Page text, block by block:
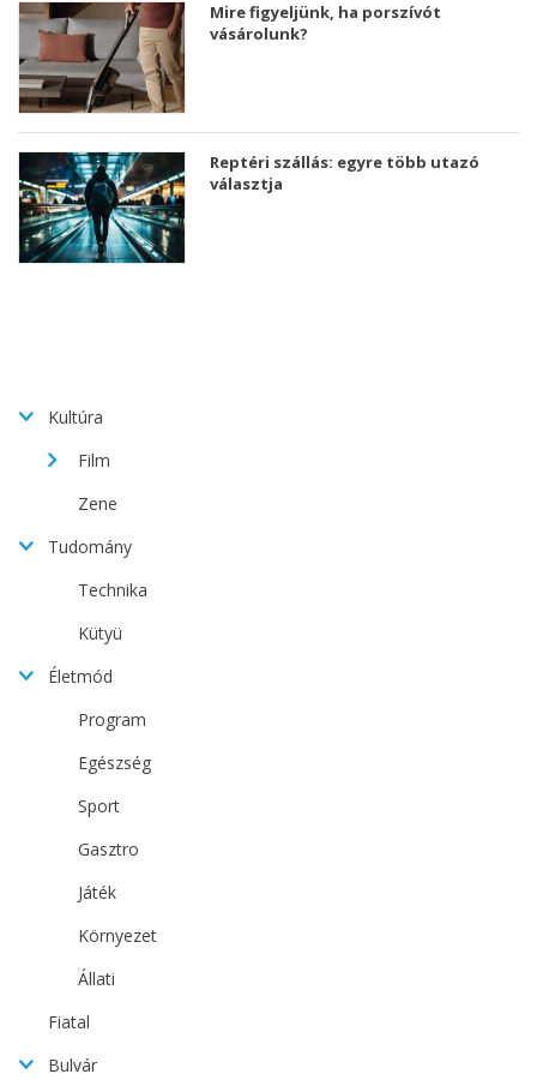
Mire figyeljünk, ha porszívót
vásárolunk?
Reptéri szállás: egyre több utazó
választja
Kultúra
Film
Zene
Tudomány
Technika
Kütyü
Életmód
Program
Egészség
Sport
Gasztro
Játék
Környezet
Állati
Fiatal
Bulvár